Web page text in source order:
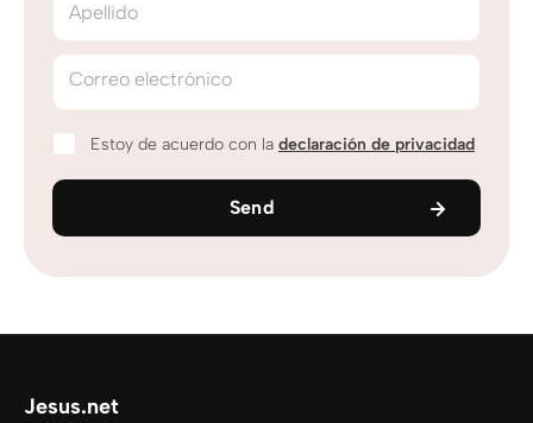
Apellido
Correo electrónico
Estoy de acuerdo con la declaración de privacidad
Send
Jesus.net